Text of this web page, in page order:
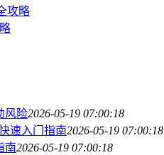
攻略
风险2026-05-19 07:00:18
速入门指南2026-05-19 07:00:18
南2026-05-19 07:00:18